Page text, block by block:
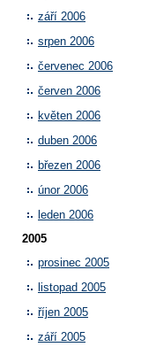
září 2006
srpen 2006
červenec 2006
červen 2006
květen 2006
duben 2006
březen 2006
únor 2006
leden 2006
2005
prosinec 2005
listopad 2005
říjen 2005
září 2005